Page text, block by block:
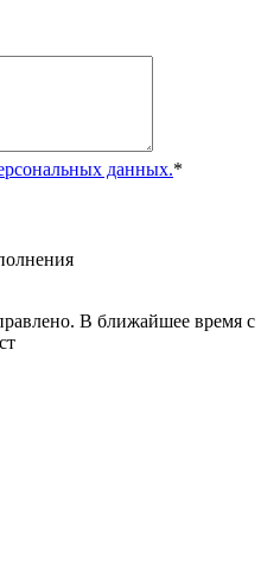
данных.*
В ближайшее время с